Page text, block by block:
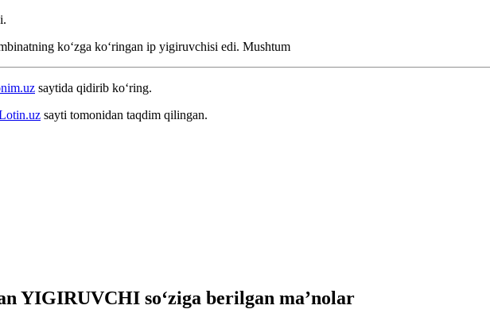
koʻzga koʻringan ip yigiruvchisi edi. Mushtum
saytida qidirib ko‘ring.
sayti tomonidan taqdim qilingan.
YIGIRUVCHI so‘ziga berilgan ma’nolar